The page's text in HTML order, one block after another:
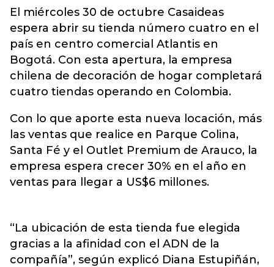
El miércoles 30 de octubre Casaideas
espera abrir su tienda número cuatro en el
país en centro comercial Atlantis en
Bogotá. Con esta apertura, la empresa
chilena de decoración de hogar completará
cuatro tiendas operando en Colombia.
Con lo que aporte esta nueva locación, más
las ventas que realice en Parque Colina,
Santa Fé y el Outlet Premium de Arauco, la
empresa espera crecer 30% en el año en
ventas para llegar a US$6 millones.
“La ubicación de esta tienda fue elegida
gracias a la afinidad con el ADN de la
compañía”, según explicó Diana Estupiñán,